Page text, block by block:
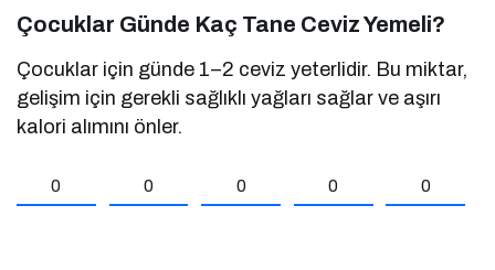
Çocuklar Günde Kaç Tane Ceviz Yemeli?
Çocuklar için günde 1–2 ceviz yeterlidir. Bu miktar,
gelişim için gerekli sağlıklı yağları sağlar ve aşırı
kalori alımını önler.
0 0 0 0 0